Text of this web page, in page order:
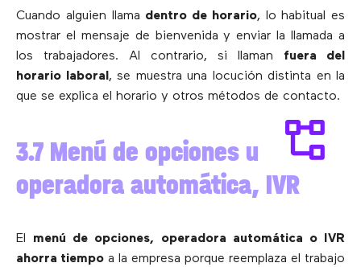
Cuando alguien llama dentro de horario, lo habitual es
mostrar el mensaje de bienvenida y enviar la llamada a
los trabajadores. Al contrario, si llaman fuera del
horario laboral, se muestra una locución distinta en la
que se explica el horario y otros métodos de contacto.
3.7 Menú de opciones u
operadora automática, IVR
El menú de opciones, operadora automática o IVR
ahorra tiempo a la empresa porque reemplaza el trabajo